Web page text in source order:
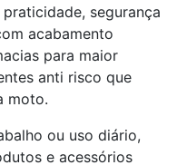
segurança
acabamento
para maior
anti risco que
moto.
ou uso diário,
e acessórios